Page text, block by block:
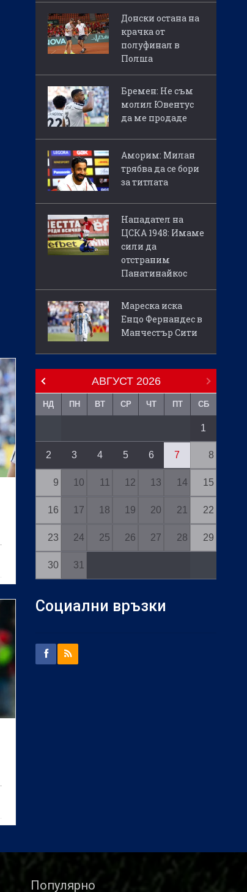
Донски остана на
крачка от
полуфинал в
Полша
Бремен: Не съм
молил Ювентус
да ме продаде
Аморим: Милан
трябва да се бори
за титлата
Нападател на
ЦСКА 1948: Имаме
сили да
отстраним
Панатинайкос
Мареска иска
Енцо Фернандес в
Манчестър Сити
АВГУСТ 2026
НД ПН ВТ СР ЧТ ПТ СБ
1
2 3 4 5 6 7 8
9 10 11 12 13 14 15
16 17 18 19 20 21 22
23 24 25 26 27 28 29
30 31
Социални връзки
Популярно